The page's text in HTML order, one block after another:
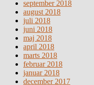
september 2018
august 2018
juli 2018
juni 2018
maj 2018
april 2018
marts 2018
februar 2018
januar 2018
december 2017